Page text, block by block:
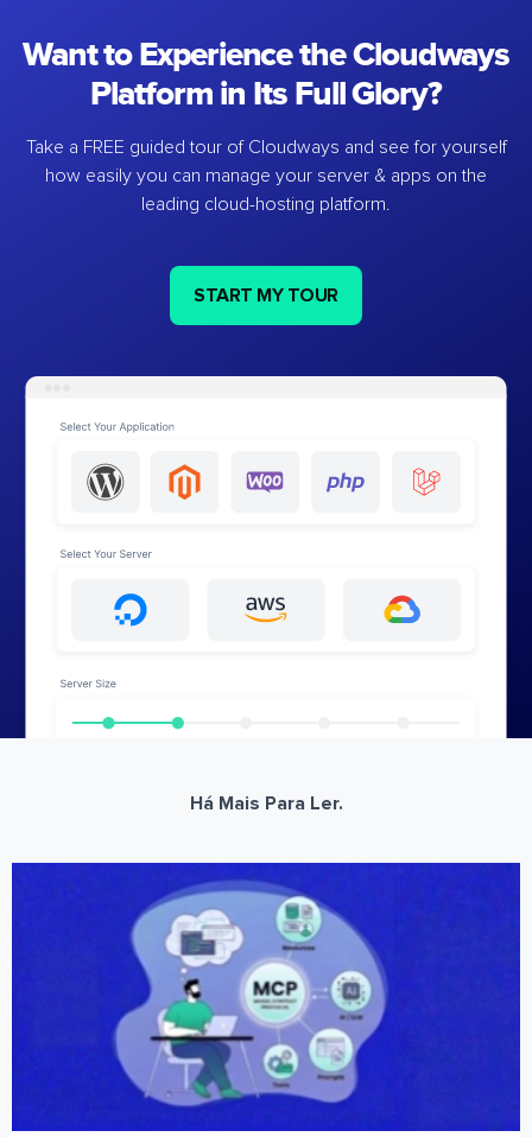
Want to Experience the Cloudways
Platform in Its Full Glory?
Take a FREE guided tour of Cloudways and see for yourself
how easily you can manage your server & apps on the
leading cloud-hosting platform.
START MY TOUR
Há Mais Para Ler.